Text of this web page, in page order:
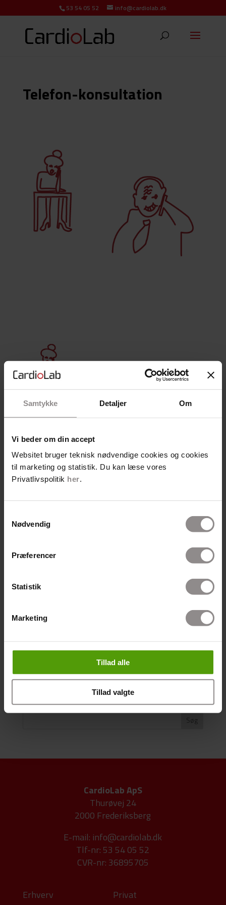
Samtykke Detaljer Om
Vi beder om din accept
Websitet bruger teknisk nødvendige cookies og cookies
til marketing og statistik. Du kan læse vores
Privatlivspolitik her.
Nødvendig
Præferencer
Statistik
Marketing
Tillad alle
Tillad valgte
53 54 05 52 info@cardiolab.dk
Telefon-konsultation
Se hvad der rør sig hos
Cardiolab
Kategorier
Erhverv
Forebyg
Privat
Privat Undersøgelser
CardioLab ApS
Thurøvej 24
2000 Frederiksberg
E-mail: info@cardiolab.dk
Tlf-nr: 53 54 05 52
CVR-nr: 36895705
Erhverv
Privat